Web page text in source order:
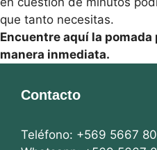
que tanto necesitas.
Encuentre aquí la
manera inmediata.
Contacto
Teléfono: +569 5667